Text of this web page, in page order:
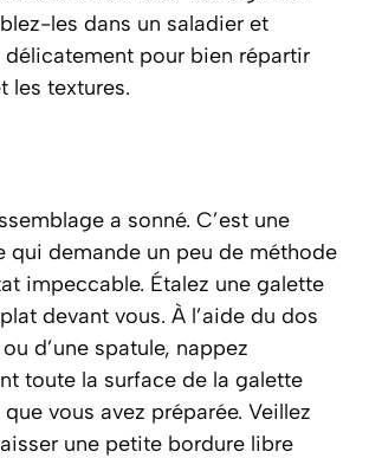
les dans un saladier et
délicatement pour bien répartir
les textures.
a sonné. C’est une
qui demande un peu de méthode
impeccable. Étalez une galette
devant vous. À l’aide du dos
d’une spatule, nappez
toute la surface de la galette
vous avez préparée. Veillez
une petite bordure libre